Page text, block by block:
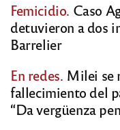
Femicidio. Caso
detuvieron a dos
Barrelier
En redes. Milei se
fallecimiento del
“Da vergüenza